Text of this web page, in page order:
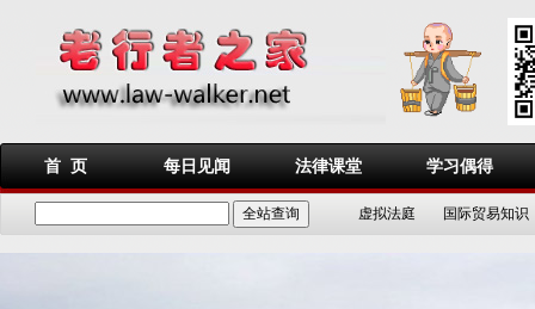
首 页 每日见闻 法律课堂 学习偶得
虚拟法庭 国际贸易知识